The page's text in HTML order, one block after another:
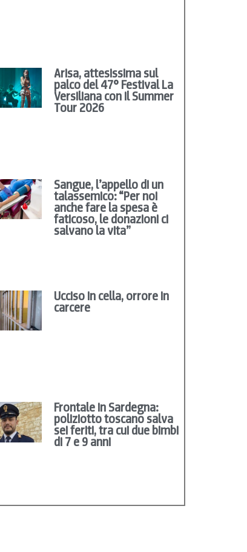
Arisa, attesissima sul
palco del 47° Festival La
Versiliana con il Summer
Tour 2026
Sangue, l’appello di un
talassemico: “Per noi
anche fare la spesa è
faticoso, le donazioni ci
salvano la vita”
Ucciso in cella, orrore in
carcere
Frontale in Sardegna:
poliziotto toscano salva
sei feriti, tra cui due bimbi
di 7 e 9 anni